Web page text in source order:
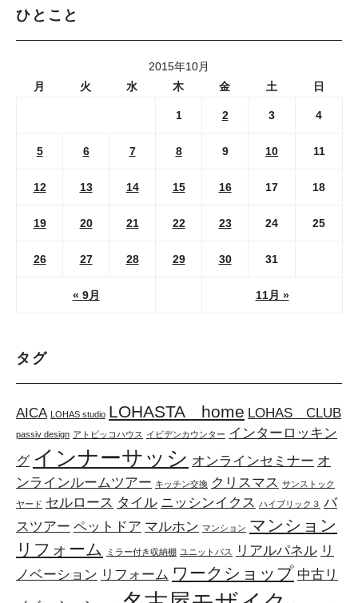
ひとこと
2015年10月
月
火 水 木 金 土 日
« 9月 11月 »
1 2 3 4
5 6 7 8 9 10 11
12 13 14 15 16 17 18
19 20 21 22 23 24 25
26 27 28 29 30 31
タグ
AICA LOHAS studio LOHASTA home LOHAS CLUB
passiv design アトピッコハウス イビデンカウンター インターロッキン
グ インナーサッシ オンラインセミナー オ
ンラインルームツアー キッチン交換 クリスマス サンストック
ヤード セルロース タイル ニッシンイクス ハイブリック３ バ
スツアー ペットドア マルホン マンション マンション
リフォーム
ミラー付き収納棚 ユニットバス リアルパネル リ
ノベーション リフォーム ワークショップ 中古リ